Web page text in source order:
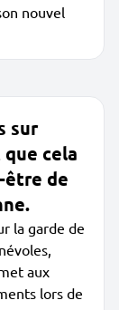
nouvel
sur
cela
être de
la garde de
aux
lors de